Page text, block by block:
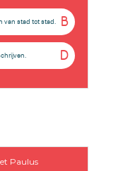
B
van stad tot stad.
D
Paulus